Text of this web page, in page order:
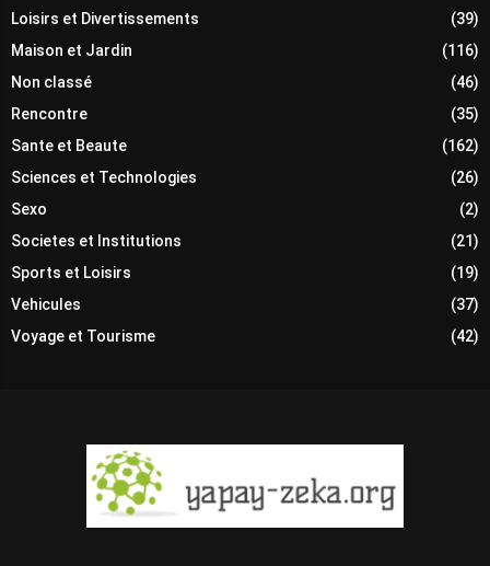
Loisirs et Divertissements
(39)
Maison et Jardin
(116)
Non classé
(46)
Rencontre
(35)
Sante et Beaute
(162)
Sciences et Technologies
(26)
Sexo
(2)
Societes et Institutions
(21)
Sports et Loisirs
(19)
Vehicules
(37)
Voyage et Tourisme
(42)